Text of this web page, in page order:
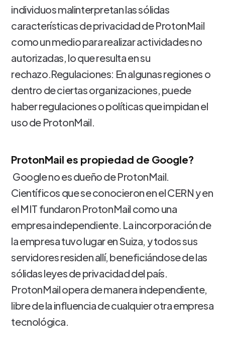
individuos malinterpretan las sólidas
características de privacidad de ProtonMail
como un medio para realizar actividades no
autorizadas, lo que resulta en su
rechazo.Regulaciones: En algunas regiones o
dentro de ciertas organizaciones, puede
haber regulaciones o políticas que impidan el
uso de ProtonMail.
ProtonMail es propiedad de Google?
Google no es dueño de ProtonMail.
Científicos que se conocieron en el CERN y en
el MIT fundaron ProtonMail como una
empresa independiente. La incorporación de
la empresa tuvo lugar en Suiza, y todos sus
servidores residen allí, beneficiándose de las
sólidas leyes de privacidad del país.
ProtonMail opera de manera independiente,
libre de la influencia de cualquier otra empresa
tecnológica.